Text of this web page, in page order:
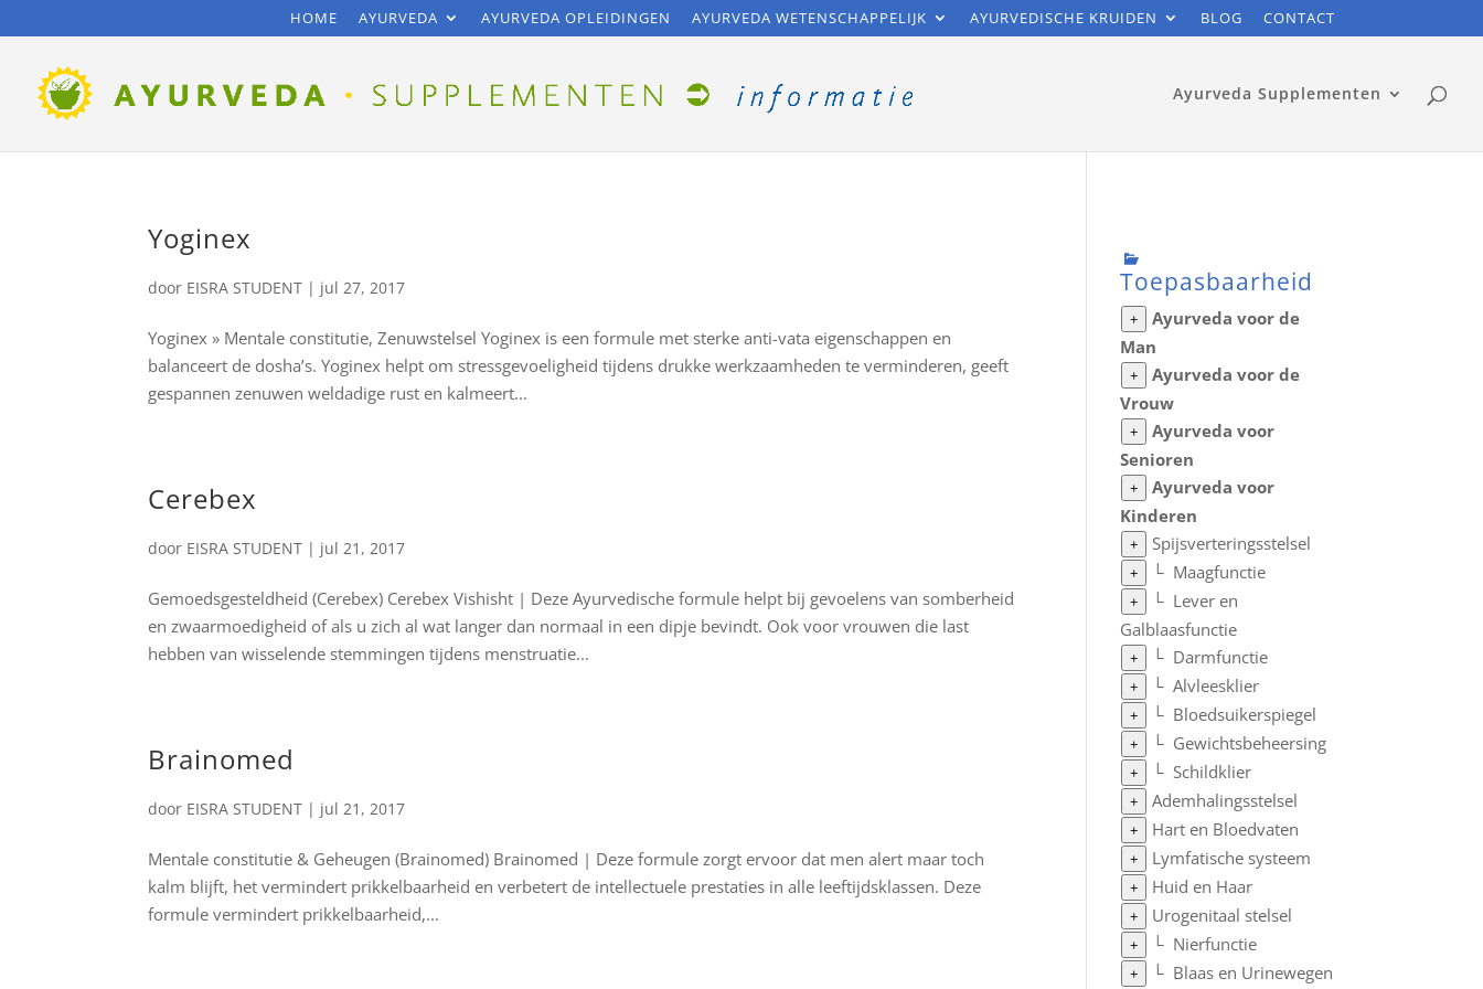
HOME AYURVEDA AYURVEDA OPLEIDINGEN AYURVEDA WETENSCHAPPELIJK AYURVEDISCHE KRUIDEN BLOG CONTACT
Ayurveda Supplementen
Yoginex
door EISRA STUDENT | jul 27, 2017
Yoginex » Mentale constitutie, Zenuwstelsel Yoginex is een formule met sterke anti-vata eigenschappen en
balanceert de dosha’s. Yoginex helpt om stressgevoeligheid tijdens drukke werkzaamheden te verminderen, geeft
gespannen zenuwen weldadige rust en kalmeert...
Cerebex
door EISRA STUDENT | jul 21, 2017
Gemoedsgesteldheid (Cerebex) Cerebex Vishisht | Deze Ayurvedische formule helpt bij gevoelens van somberheid
en zwaarmoedigheid of als u zich al wat langer dan normaal in een dipje bevindt. Ook voor vrouwen die last
hebben van wisselende stemmingen tijdens menstruatie...
Brainomed
door EISRA STUDENT | jul 21, 2017
Mentale constitutie & Geheugen (Brainomed) Brainomed | Deze formule zorgt ervoor dat men alert maar toch
kalm blijft, het vermindert prikkelbaarheid en verbetert de intellectuele prestaties in alle leeftijdsklassen. Deze
formule vermindert prikkelbaarheid,...
Toepasbaarheid
+
Ayurveda voor de
Man
+
Ayurveda voor de
Vrouw
+
Ayurveda voor
Senioren
+
Ayurveda voor
Kinderen
+ Spijsverteringsstelsel
+ └ Maagfunctie
+ └ Lever en
Galblaasfunctie
+ └ Darmfunctie
+ └Alvleesklier
+ └ Bloedsuikerspiegel
+ └ Gewichtsbeheersing
+ └Schildklier
+ Ademhalingsstelsel
+ Hart en Bloedvaten
+ Lymfatische systeem
+ Huid en Haar
+ Urogenitaal stelsel
+ └ Nierfunctie
+ └ Blaas en Urinewegen